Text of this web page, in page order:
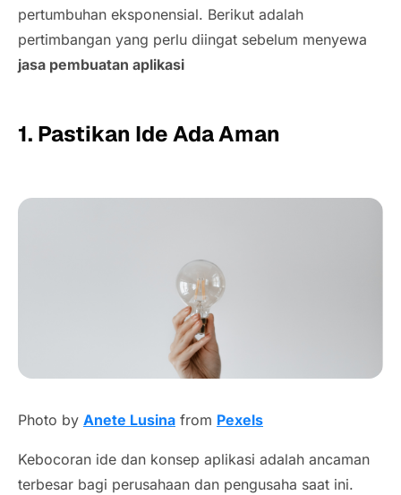
pertumbuhan eksponensial. Berikut adalah
pertimbangan yang perlu diingat sebelum menyewa
jasa pembuatan aplikasi
1. Pastikan Ide Ada Aman
Photo by Anete Lusina from Pexels
Kebocoran ide dan konsep aplikasi adalah ancaman
terbesar bagi perusahaan dan pengusaha saat ini.